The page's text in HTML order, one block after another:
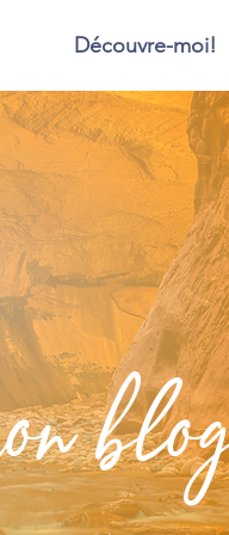
Découvre-moi!